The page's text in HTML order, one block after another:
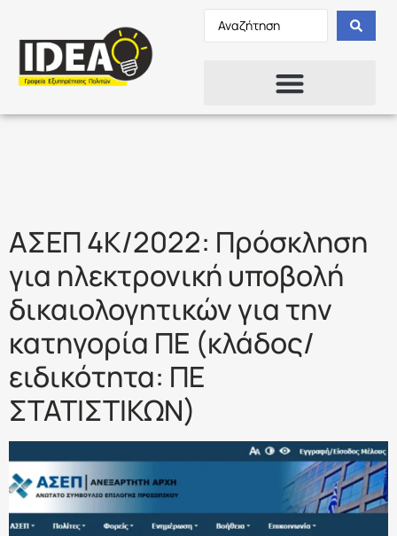
ΑΣΕΠ 4Κ/2022: Πρόσκληση
για ηλεκτρονική υποβολή
δικαιολογητικών για την
κατηγορία ΠΕ (κλάδος/
ειδικότητα: ΠΕ
ΣΤΑΤΙΣΤΙΚΩΝ)